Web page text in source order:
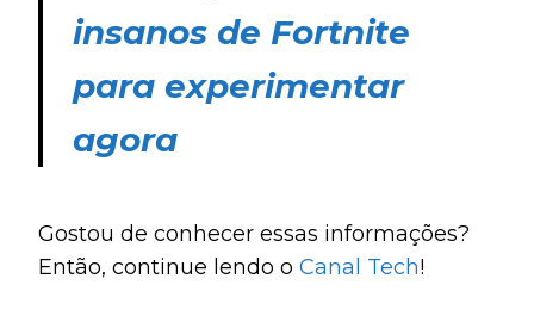
insanos de Fortnite
para experimentar
agora
Gostou de conhecer essas informações?
Então, continue lendo o Canal Tech!